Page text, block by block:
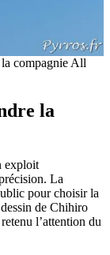
compagnie All
la
exploit
La
pour choisir la
de Chihiro
l’attention du